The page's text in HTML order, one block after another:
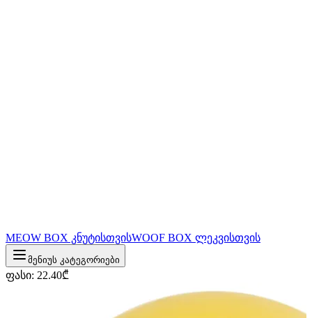
MEOW BOX კნუტისთვისWOOF BOX ლეკვისთვის
მენიუს კატეგორიები
ფასი: 22.40₾